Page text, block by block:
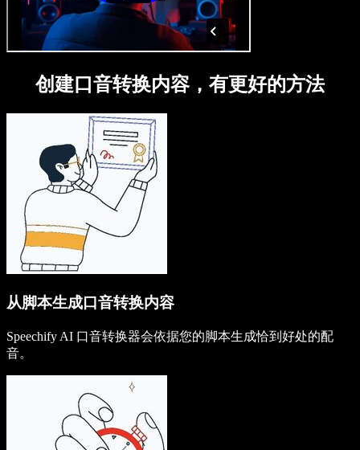
创建口音转换内容，有更好的方法
从脚本生成口音转换内容
Speechify AI 口音转换器会依据您的脚本生成恰到好处的配
音。